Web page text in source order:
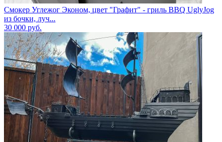
Смокер Углежог Эконом, цвет "Графит" - гриль BBQ UglyJog
из бочки, луч...
30 000 руб.